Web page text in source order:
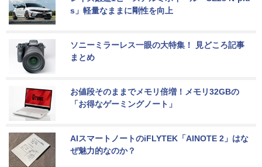
s」軽量なままに剛性を向上
ソニーミラーレス一眼の大特集！ 見どころ記事
まとめ
お値段そのままでメモリ倍増！メモリ32GBの
「お得なゲーミングノート」
AIスマートノートのiFLYTEK「AINOTE 2」はな
ぜ魅力的なのか？